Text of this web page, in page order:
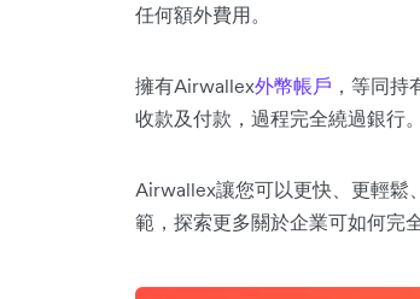
任何額外費用。
擁有Airwallex外幣帳戶 ，等同
收款及付款，過程完全繞過銀行。
Airwallex讓您可以更快、更輕鬆
範，探索更多關於企業可如何完